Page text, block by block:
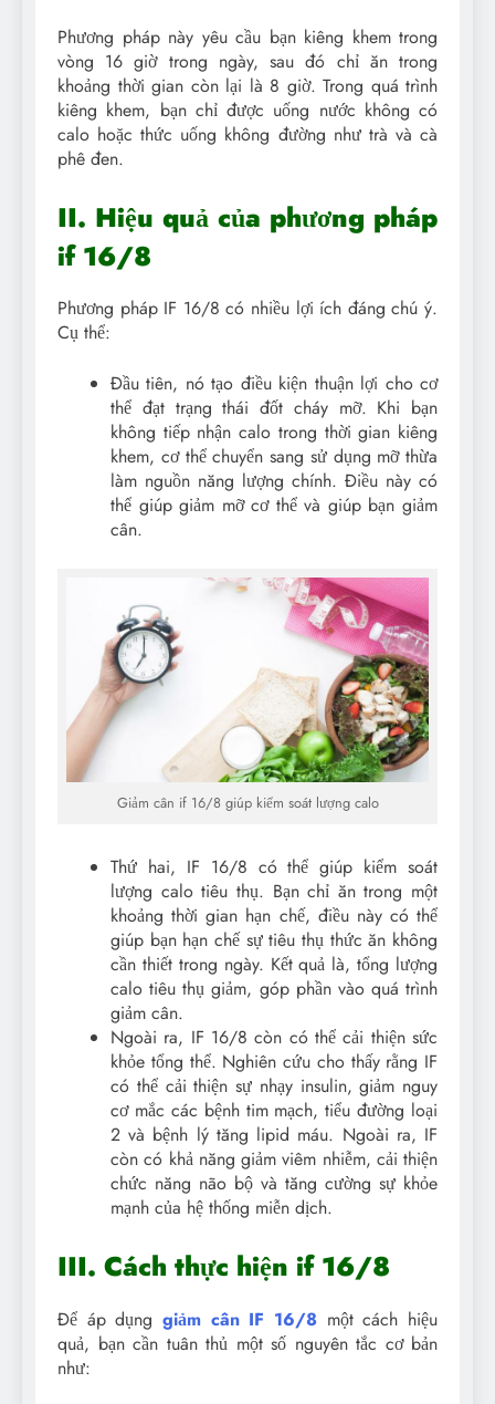
Phương pháp này yêu cầu bạn kiêng khem trong
vòng 16 giờ trong ngày, sau đó chỉ ăn trong
khoảng thời gian còn lại là 8 giờ. Trong quá trình
kiêng khem, bạn chỉ được uống nước không có
calo hoặc thức uống không đường như trà và cà
phê đen.
II. Hiệu quả của phương pháp
if 16/8
Phương pháp IF 16/8 có nhiều lợi ích đáng chú ý.
Cụ thể:
Đầu tiên, nó tạo điều kiện thuận lợi cho cơ
thể đạt trạng thái đốt cháy mỡ. Khi bạn
không tiếp nhận calo trong thời gian kiêng
khem, cơ thể chuyển sang sử dụng mỡ thừa
làm nguồn năng lượng chính. Điều này có
thể giúp giảm mỡ cơ thể và giúp bạn giảm
cân.
Giảm cân if 16/8 giúp kiểm soát lượng calo
Thứ hai, IF 16/8 có thể giúp kiểm soát
lượng calo tiêu thụ. Bạn chỉ ăn trong một
khoảng thời gian hạn chế, điều này có thể
giúp bạn hạn chế sự tiêu thụ thức ăn không
cần thiết trong ngày. Kết quả là, tổng lượng
calo tiêu thụ giảm, góp phần vào quá trình
giảm cân.
Ngoài ra, IF 16/8 còn có thể cải thiện sức
khỏe tổng thể. Nghiên cứu cho thấy rằng IF
có thể cải thiện sự nhạy insulin, giảm nguy
cơ mắc các bệnh tim mạch, tiểu đường loại
2 và bệnh lý tăng lipid máu. Ngoài ra, IF
còn có khả năng giảm viêm nhiễm, cải thiện
chức năng não bộ và tăng cường sự khỏe
mạnh của hệ thống miễn dịch.
III. Cách thực hiện if 16/8
Để áp dụng giảm cân IF 16/8 một cách hiệu
quả, bạn cần tuân thủ một số nguyên tắc cơ bản
như: